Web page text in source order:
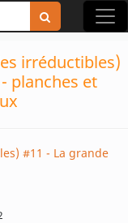
irréductibles)
planches et
#11 - La grande